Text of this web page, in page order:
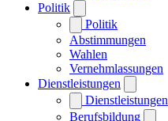
Politik
Politik
Abstimmungen
Wahlen
Vernehmlassungen
Dienstleistungen
Dienstleistungen
Berufsbildung